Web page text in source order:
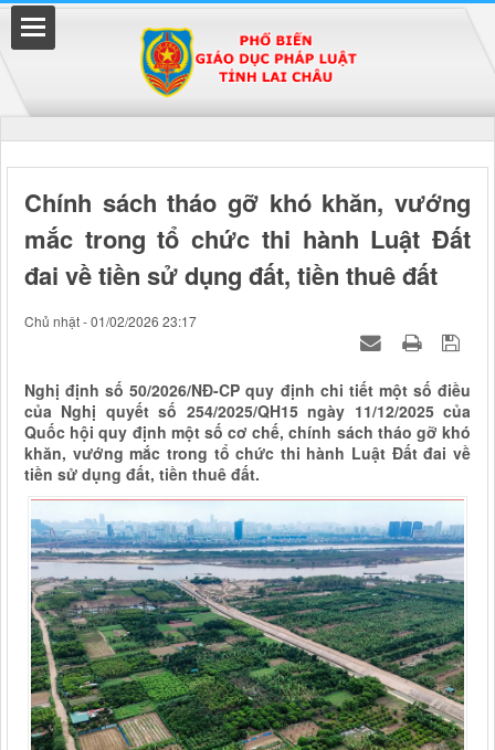
Chính sách tháo gỡ khó khăn, vướng
mắc trong tổ chức thi hành Luật Đất
đai về tiền sử dụng đất, tiền thuê đất
Chủ nhật - 01/02/2026 23:17
Nghị định số 50/2026/NĐ-CP quy định chi tiết một số điều
của Nghị quyết số 254/2025/QH15 ngày 11/12/2025 của
Quốc hội quy định một số cơ chế, chính sách tháo gỡ khó
khăn, vướng mắc trong tổ chức thi hành Luật Đất đai về
tiền sử dụng đất, tiền thuê đất.
Đã kết nối EMC